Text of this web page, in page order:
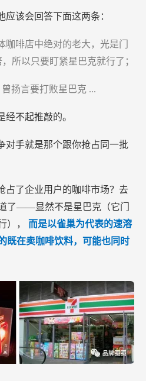
该会回答下面这两条：
咖啡店中绝对的老大，光是门
，所以只要盯紧星巴克就行了；
曾扬言要打败星巴克 ...
经不起推敲的。
对手就是那个跟你抢占同一批
占了企业用户的咖啡市场？去
了——显然不是星巴克（它门
）， 而是以雀巢为代表的速溶
既在卖咖啡饮料，可能也同时